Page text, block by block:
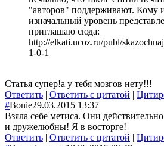
"авторов" поддерживают. Кому
изначальный уровень
приглашаю сюда:
http://elkati.ucoz.ru/publ/
1-0-1
Статья супер!а у тебя мозгов нету!!!
Ответить | Ответить с цитатой |
#Bonie29.03.2015 13:37
Взяла себе метиса. Они
и дружелюбны! Я в восторге!
Ответить | Ответить с цитатой |